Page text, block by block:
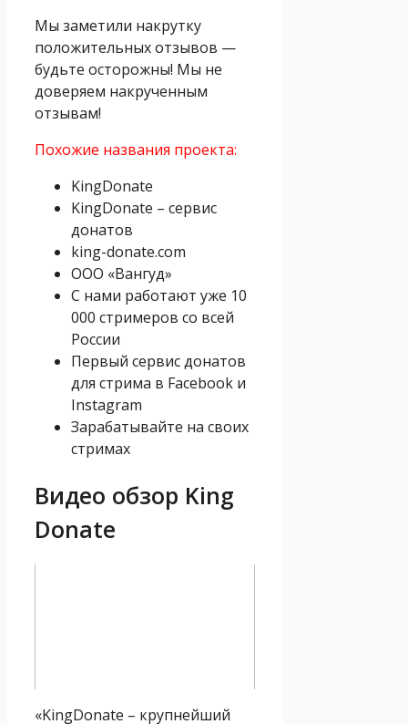
Мы заметили накрутку
положительных отзывов —
будьте осторожны! Мы не
доверяем накрученным
отзывам!
Похожие названия проекта:
KingDonate
KingDonate – сервис
донатов
king-donate.com
ООО «Вангуд»
С нами работают уже 10
000 стримеров со всей
России
Первый сервис донатов
для стрима в Facebook и
Instagram
Зарабатывайте на своих
стримах
Видео обзор King
Donate
«KingDonate – крупнейший